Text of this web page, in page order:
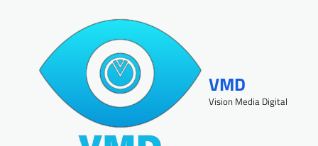
VMD
Vision Media Digital